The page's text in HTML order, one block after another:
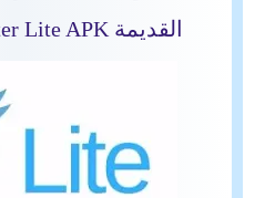
القديمة Twitter Lite APK للأندرويد 2026